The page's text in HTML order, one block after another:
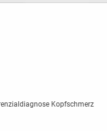
Kopfschmerz